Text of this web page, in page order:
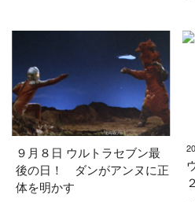
９月８日 ウルトラセブン最
後の日！ ダンがアンヌに正
体を明かす